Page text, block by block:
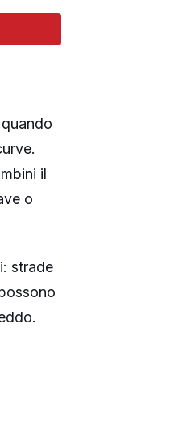
il
o
strade